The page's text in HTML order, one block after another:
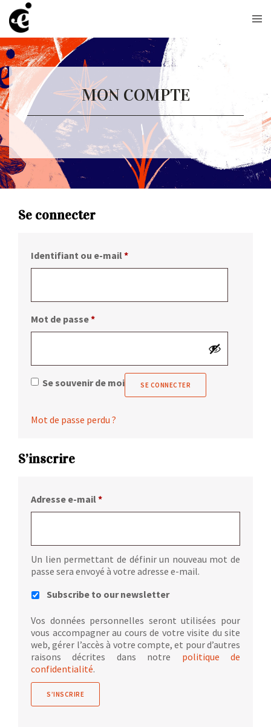
MON COMPTE
Se connecter
Identifiant ou e-mail*Obligatoire
Mot de passe*Obligatoire
Se souvenir de moi SE CONNECTER
Mot de passe perdu ?
S’inscrire
Adresse e-mail*Obligatoire
Un lien permettant de définir un nouveau mot de
passe sera envoyé à votre adresse e-mail.
Subscribe to our newsletter
Vos données personnelles seront utilisées pour
vous accompagner au cours de votre visite du site
web, gérer l’accès à votre compte, et pour d’autres
raisons décrites dans notre politique de
confidentialité.
S’INSCRIRE